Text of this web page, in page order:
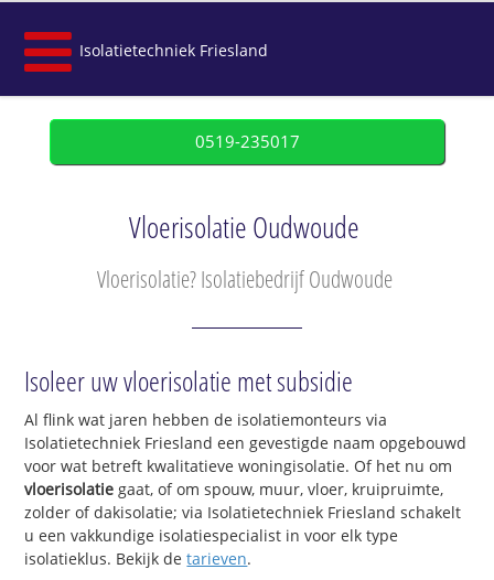
Isolatietechniek Friesland
0519-235017
Vloerisolatie Oudwoude
Vloerisolatie? Isolatiebedrijf Oudwoude
Isoleer uw vloerisolatie met subsidie
Al flink wat jaren hebben de isolatiemonteurs via
Isolatietechniek Friesland een gevestigde naam opgebouwd
voor wat betreft kwalitatieve woningisolatie. Of het nu om
vloerisolatie gaat, of om spouw, muur, vloer, kruipruimte,
zolder of dakisolatie; via Isolatietechniek Friesland schakelt
u een vakkundige isolatiespecialist in voor elk type
isolatieklus. Bekijk detarieven.